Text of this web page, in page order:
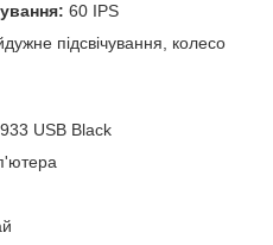
60 IPS
підсвічування, колесо
USB Black